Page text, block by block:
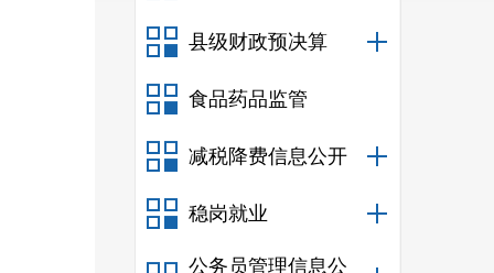
县级财政预决算
食品药品监管
减税降费信息公开
稳岗就业
公务员管理信息公